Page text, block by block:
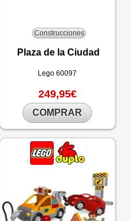
Construcciones
Plaza de la Ciudad
Lego60097
249,95€
COMPRAR